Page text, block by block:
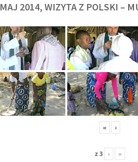
MAJ 2014, WIZYTA Z POLSKI –
« ‹
z3 › »